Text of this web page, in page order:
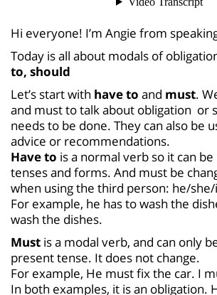
Hi everyone! I’m Angie from
Today is all about modals of
to, should
Let’s start with have to and must.
and must to talk about obligation or
needs to be done. They can also be
advice or recommendations.
Have to is a normal verb so it can be
tenses and forms. And must be
when using the third person: he/
For example, he has to wash the
wash the dishes.
Must is a modal verb, and can only
present tense. It does not change.
For example, He must fix the car. I
In both examples, it is an obligation.